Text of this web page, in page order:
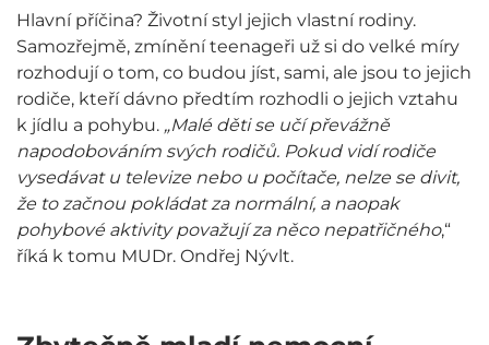
Hlavní příčina? Životní styl jejich vlastní rodiny.
Samozřejmě, zmínění teenageři už si do velké míry
rozhodují o tom, co budou jíst, sami, ale jsou to jejich
rodiče, kteří dávno předtím rozhodli o jejich vztahu
k jídlu a pohybu. „Malé děti se učí převážně
napodobováním svých rodičů. Pokud vidí rodiče
vysedávat u televize nebo u počítače, nelze se divit,
že to začnou pokládat za normální, a naopak
pohybové aktivity považují za něco nepatřičného,“
říká k tomu MUDr. Ondřej Nývlt.